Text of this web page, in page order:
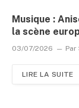
Musique :
la scène
03/07/2026 Par
LIRE LA SUITE